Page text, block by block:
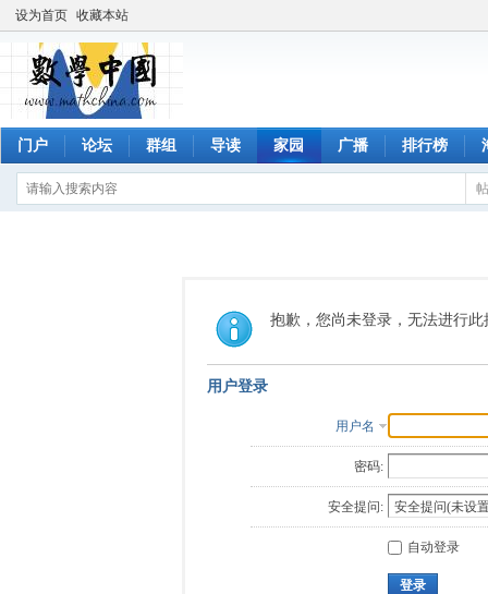
设为首页 收藏本站
门户 论坛 群组 导读 家园 广播 排行榜
抱歉，您尚未登录，无法进行此
用户登录
用户名
密码:
安全提问:
自动登录
登录